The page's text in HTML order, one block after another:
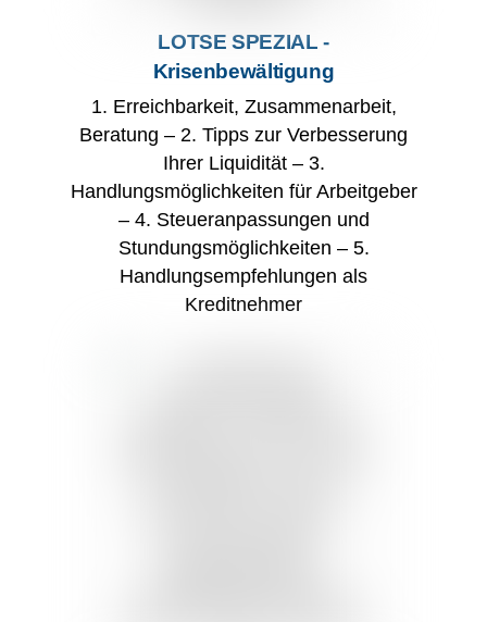
LOTSE SPEZIAL -
Krisenbewältigung
1. Erreichbarkeit, Zusammenarbeit,
Beratung – 2. Tipps zur Verbesserung
Ihrer Liquidität – 3.
Handlungsmöglichkeiten für Arbeitgeber
– 4. Steueranpassungen und
Stundungsmöglichkeiten – 5.
Handlungsempfehlungen als
Kreditnehmer